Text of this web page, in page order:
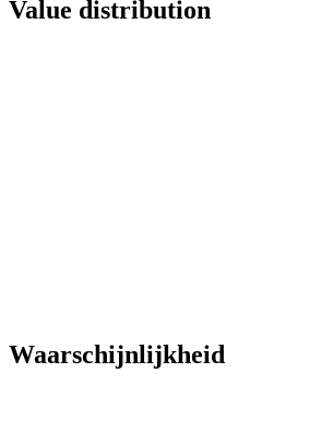
Value distribution
Waarschijnlijkheid